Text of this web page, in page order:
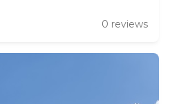
0 reviews